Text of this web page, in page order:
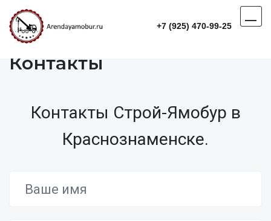
+7 (925) 470-99-25
Контакты
Контакты Строй-Ямобур в
Краснознаменске.